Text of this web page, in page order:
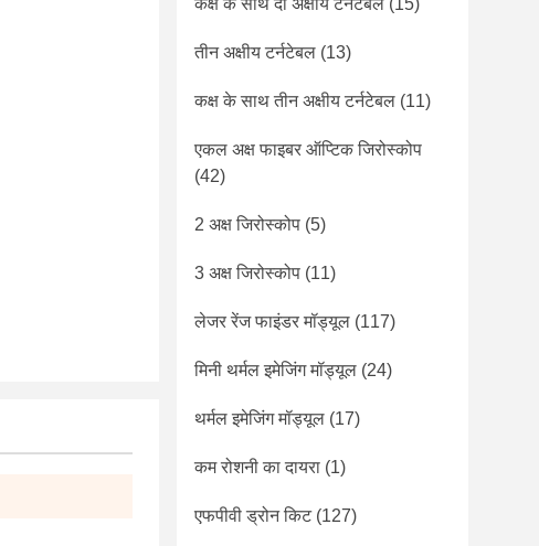
कक्ष के साथ दो अक्षीय टर्नटेबल (15)
तीन अक्षीय टर्नटेबल (13)
कक्ष के साथ तीन अक्षीय टर्नटेबल (11)
एकल अक्ष फाइबर ऑप्टिक जिरोस्कोप
(42)
2 अक्ष जिरोस्कोप (5)
3 अक्ष जिरोस्कोप (11)
लेजर रेंज फाइंडर मॉड्यूल (117)
मिनी थर्मल इमेजिंग मॉड्यूल (24)
थर्मल इमेजिंग मॉड्यूल (17)
कम रोशनी का दायरा (1)
एफपीवी ड्रोन किट(127)